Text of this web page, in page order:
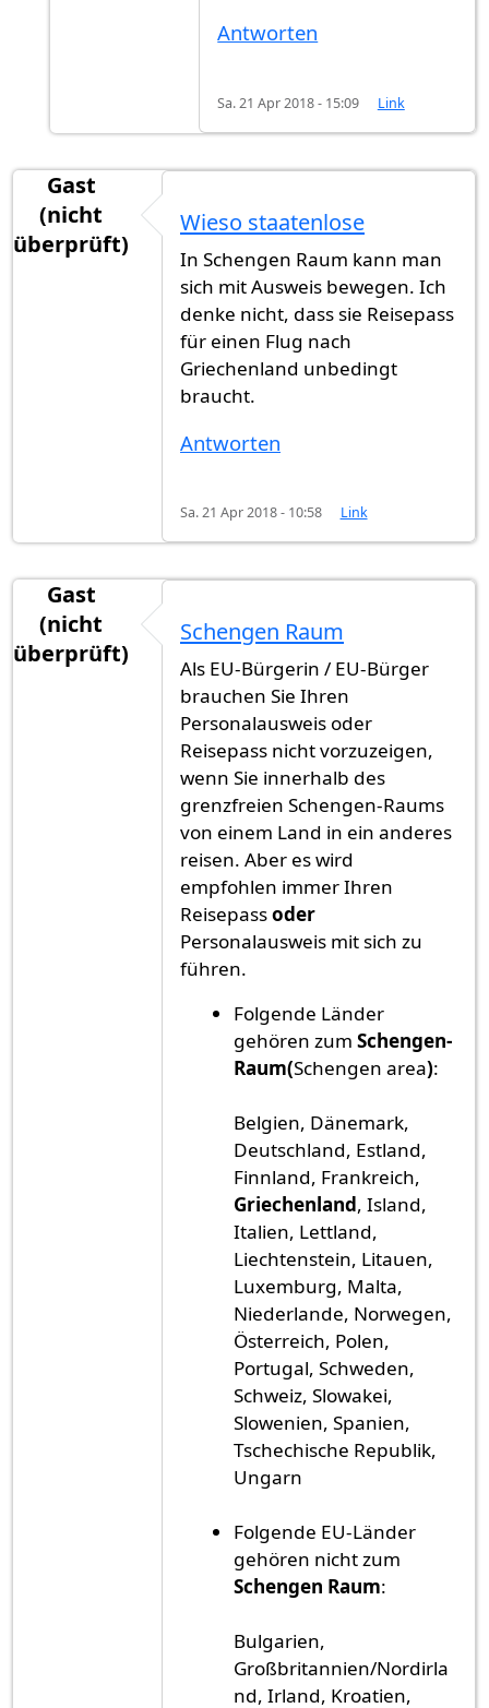
Antworten
Sa. 21 Apr 2018 - 15:09 Link
Gast
(nicht
überprüft)
Wieso staatenlose
In Schengen Raum kann man
sich mit Ausweis bewegen. Ich
denke nicht, dass sie Reisepass
für einen Flug nach
Griechenland unbedingt
braucht.
Antworten
Sa. 21 Apr 2018 - 10:58 Link
Gast
(nicht
überprüft)
Schengen Raum
Als EU-Bürgerin / EU-Bürger
brauchen Sie Ihren
Personalausweis oder
Reisepass nicht vorzuzeigen,
wenn Sie innerhalb des
grenzfreien Schengen-Raums
von einem Land in ein anderes
reisen. Aber es wird
empfohlen immer Ihren
Reisepassoder
Personalausweis mit sich zu
führen.
Folgende Länder
gehören zumSchengen-
Raum(Schengen area):
Belgien, Dänemark,
Deutschland, Estland,
Finnland, Frankreich,
Griechenland, Island,
Italien, Lettland,
Liechtenstein, Litauen,
Luxemburg, Malta,
Niederlande, Norwegen,
Österreich, Polen,
Portugal, Schweden,
Schweiz, Slowakei,
Slowenien, Spanien,
Tschechische Republik,
Ungarn
Folgende EU-Länder
gehören nicht zum
Schengen Raum:
Bulgarien,
Großbritannien/Nordirla
nd, Irland, Kroatien,